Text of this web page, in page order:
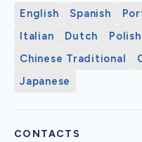
English Spanish
Italian
Dutch Polish
Chinese Traditional
Japanese
CONTACTS